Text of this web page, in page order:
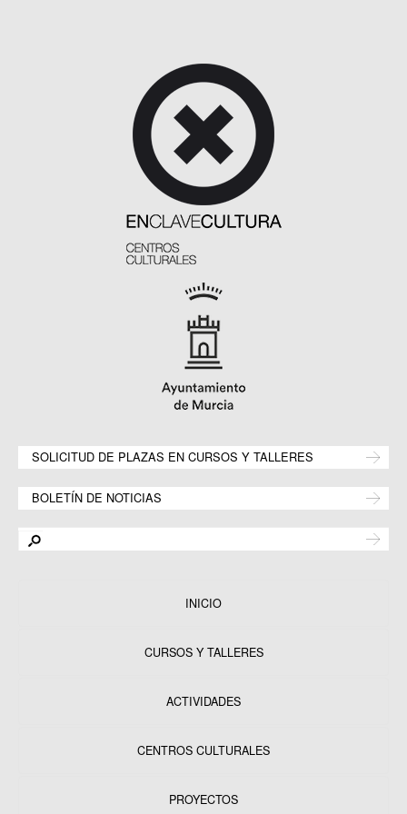
SOLICITUD DE PLAZAS EN CURSOS Y TALLERES
BOLETÍN DE NOTICIAS
INICIO
CURSOS Y TALLERES
ACTIVIDADES
CENTROS CULTURALES
PROYECTOS